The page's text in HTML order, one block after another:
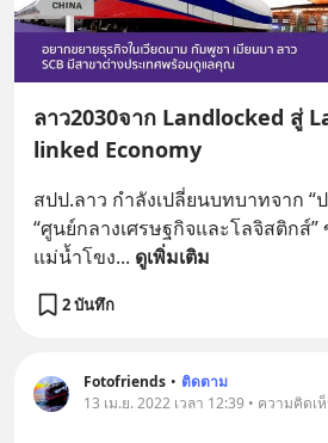
ลาว2030จาก Landlocked สู่
linked Economy
สปป.ลาว กำลังเปลี่ยนบทบาทจาก “
“ศูนย์กลางเศรษฐกิจและโลจิสติกส์
แม่น้ำโขง... ดูเพิ่มเติม
2 บันทึก
Fotofriends • ติดตาม
13 เม.ย. 2022 เวลา 12:39 • ความคิดเ